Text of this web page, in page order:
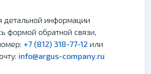
детальной информации
формой обратной связи,
+7 (812) 318-77-12 или
info@argus-company.ru